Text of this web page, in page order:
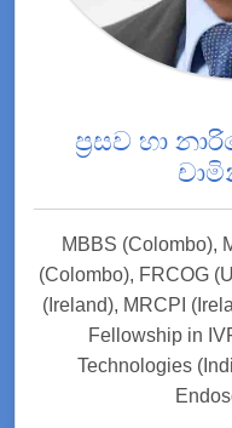
ප්‍රසව හා
MBBS (Colombo),
(Colombo), FRCOG
(Ireland), MRCPI
Fellowship in
Technologies